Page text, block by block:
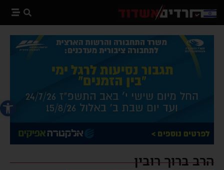
פתח
הרב ברוך רובין